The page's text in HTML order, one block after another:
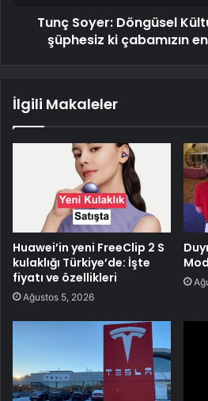
Tunç Soyer: Döngüsel
şüphesiz ki çabamızın
İlgili Makaleler
Huawei’in yeni FreeClip 2 S
kulaklığı Türkiye’de: İşte
fiyatı ve özellikleri
Ağustos 5, 2026